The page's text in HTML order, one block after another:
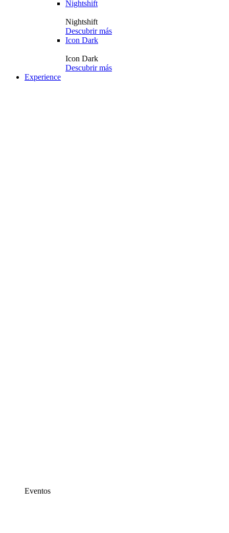
Nightshift
Nightshift
Descubrir más
Icon Dark
Icon Dark
Descubrir más
Experience
Eventos